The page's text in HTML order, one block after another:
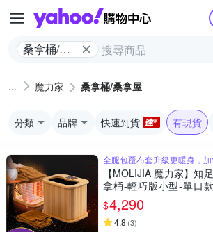
Yahoo購物
桑拿桶/桑
魔力家 桑拿桶/桑拿屋
分類 品牌 快速到貨 有現貨
全腿包覆布套升級更暖身，
【MOLIJIA 魔力家】知
拿桶-輕巧版小型-單口
機/蒸腳機/烘腳機/暖腳機)
$4,290
4.8 (3)